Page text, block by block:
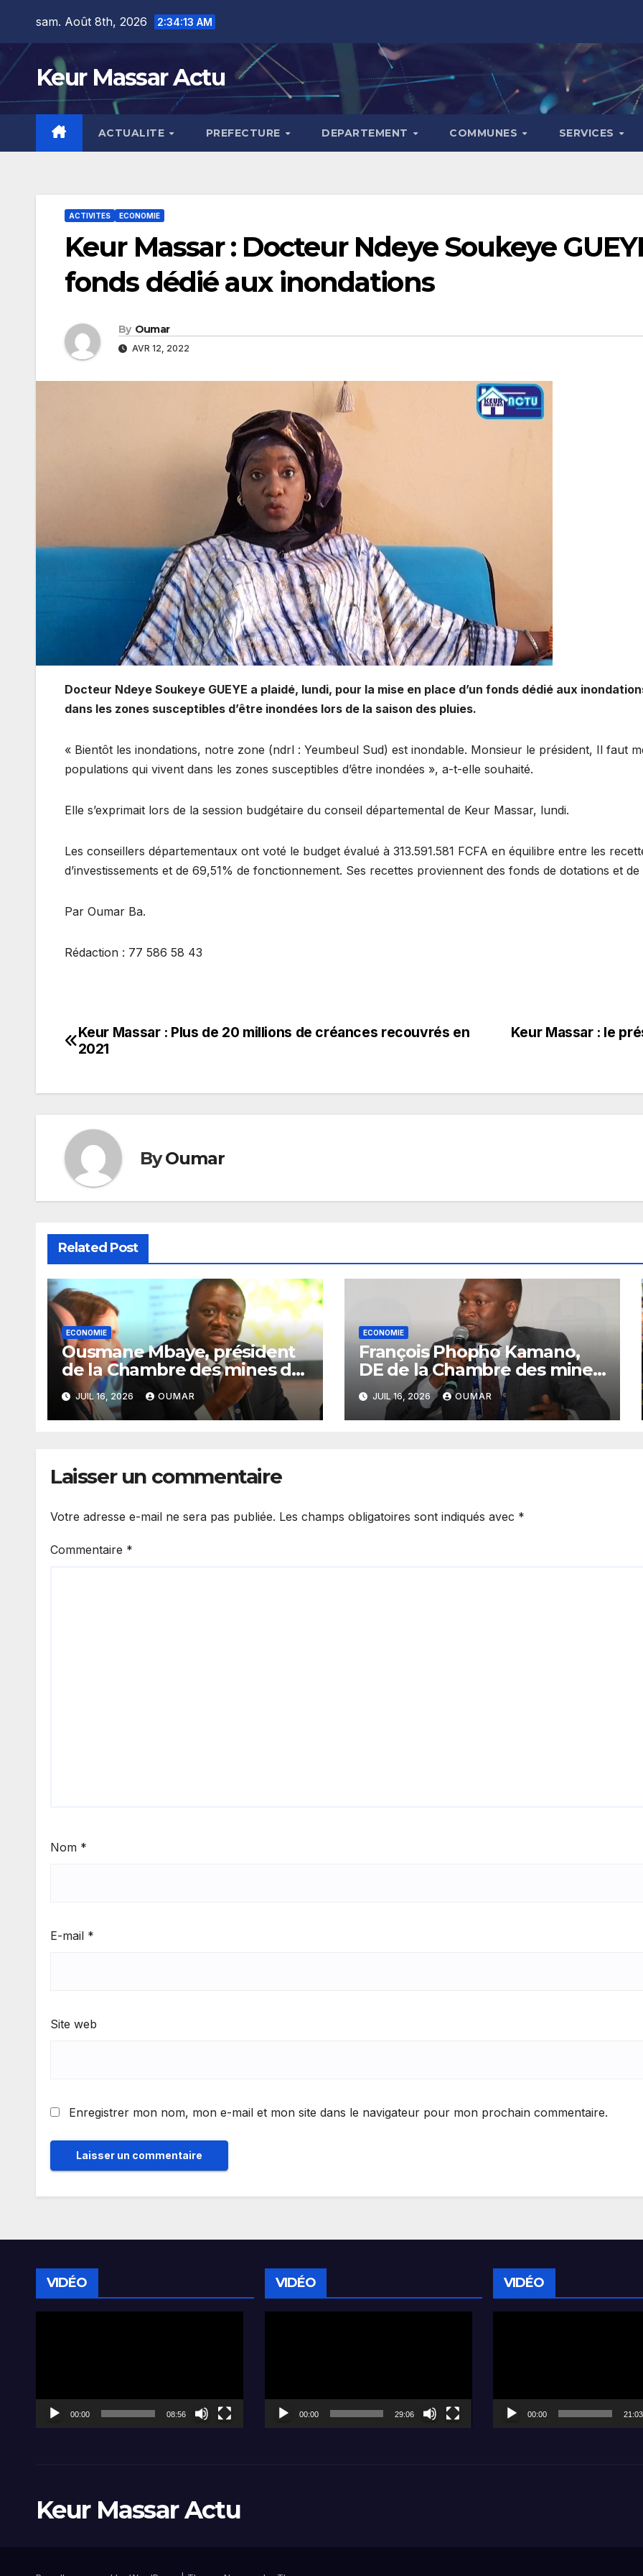
content
sam. Août 8th, 2026 2:34:14 AM
Keur Massar Actu
ACTUALITE PREFECTURE DEPARTEMENT COMMUNES SERVICES
ACTIVITES ECONOMIE
Keur Massar : Docteur Ndeye Soukeye
fonds dédié aux inondations
By Oumar
AVR 12, 2022
Docteur Ndeye Soukeye GUEYE a plaidé, lundi, pour la mise en place d’un fonds dédié aux
dans les zones susceptibles d’être inondées lors de la saison des pluies.
« Bientôt les inondations, notre zone (ndrl : Yeumbeul Sud) est inondable. Monsieur le président, Il faut
populations qui vivent dans les zones susceptibles d’être inondées », a-t-elle souhaité.
Elle s’exprimait lors de la session budgétaire du conseil départemental de Keur Massar, lundi.
Les conseillers départementaux ont voté le budget évalué à 313.591.581 FCFA en équilibre entre les
d’investissements et de 69,51% de fonctionnement. Ses recettes proviennent des fonds de dotations et
Par Oumar Ba.
Rédaction : 77 586 58 43
Navigation
l’article
Keur Massar : le
Keur Massar : Plus de 20 millions de créances recouvrés en
2021
ByOumar
Related Post
ECONOMIE
Ousmane Mbaye, président
de la Chambre des mines du
Sénégal : « C’est l’Etat qui
doit assurer le financement
des infrastructures »
JUIL 16, 2026 OUMAR
ECONOMIE
François Phopho Kamano,
DE de la Chambre des mines
: « la Guinée est aujourd’hui
la meilleure des
destinations »
JUIL 16, 2026 OUMAR
Laisser un commentaire
Votre adresse e-mail ne sera pas publiée. Les champs obligatoires sont indiqués avec *
Commentaire *
Nom *
E-mail *
Site web
Enregistrer mon nom, mon e-mail et mon site dans le navigateur pour mon prochain commentaire.
VIDÉO
00:00 08:56
VIDÉO
00:00 29:06
VIDÉO
00:00 21:03
Keur Massar Actu